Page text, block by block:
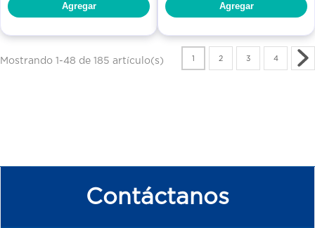
Agregar Agregar
Mostrando 1-48 de 185 artículo(s) 1 2 3 4
Contáctanos